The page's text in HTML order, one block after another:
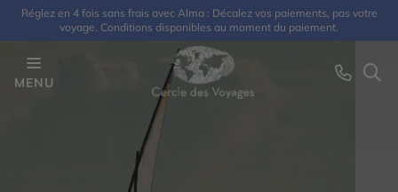
Réglez en 4 fois sans frais avec Alma : Décalez vos paiements, pas votre
voyage. Conditions disponibles au moment du paiement.
MENU